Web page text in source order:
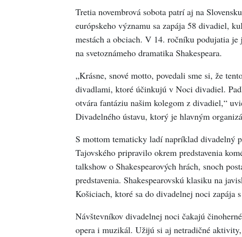
Tretia novembrová sobota patrí aj na
európskeho významu sa zapája 58 divadiel,
mestách a obciach. V 14. ročníku podujatia
na svetoznámeho dramatika Shakespeara.
„Krásne, snové motto, povedali sme si, že
divadlami, ktoré účinkujú v Noci divadiel.
otvára fantáziu našim kolegom z divadiel,“
Divadelného ústavu, ktorý je hlavným
S mottom tematicky ladí napríklad divadelný
Tajovského pripravilo okrem predstavenia
talkshow o Shakespearových hrách, snoch
predstavenia. Shakespearovskú klasiku na
Košiciach, ktoré sa do divadelnej noci zapája
Návštevníkov divadelnej noci čakajú
opera i muzikál. Užijú si aj netradičné